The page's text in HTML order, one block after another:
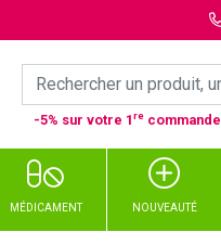
-5% sur votre 1re commande
MÉDICAMENT NOUVEAUTÉ